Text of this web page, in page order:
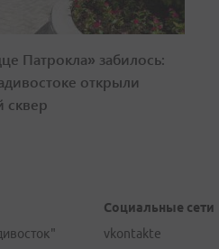
Патрокла» забилось:
открыли
сквер
Социальные сети
vkontakte